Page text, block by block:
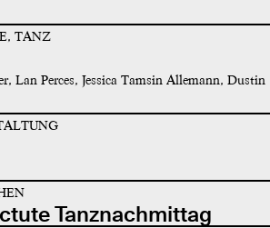
TANZ
Lan Perces, Jessica Tamsin Allemann, Dustin
Tanznachmittag